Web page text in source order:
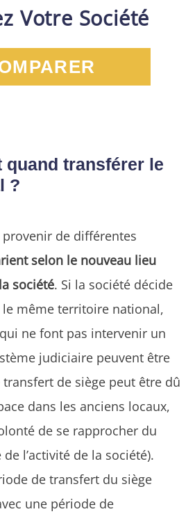
Votre Société
quand transférer le
?
de différentes
selon le nouveau lieu
société. Si la société décide
même territoire national,
ne font pas intervenir un
judiciaire peuvent être
de siège peut être dû
dans les anciens locaux,
de se rapprocher du
l’activité de la société).
de transfert du siège
une période de